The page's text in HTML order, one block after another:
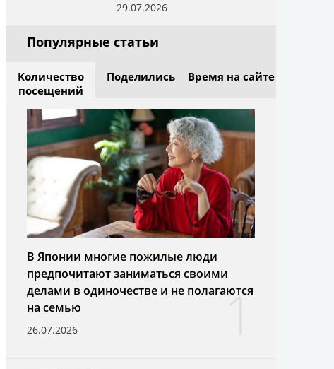
29.07.2026
Популярные статьи
Количество
посещений
Поделились Время на сайте
1
В Японии многие пожилые люди
предпочитают заниматься своими
делами в одиночестве и не полагаются
на семью
26.07.2026